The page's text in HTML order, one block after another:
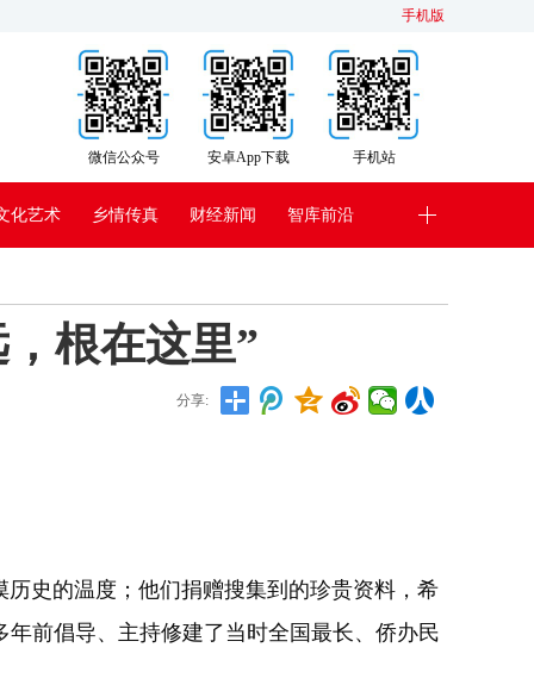
手机版
手机站
安卓App下载
微信公众号
化艺术 乡情传真 财经新闻 智库前沿
根在这里”
分享:
史的温度；他们捐赠搜集到的珍贵资料，希
前倡导、主持修建了当时全国最长、侨办民